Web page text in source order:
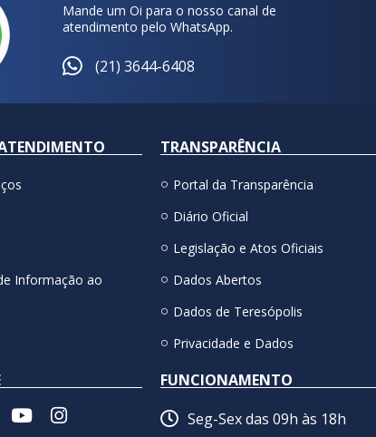
Mande um Oi para o nosso canal de
atendimento pelo WhatsApp.
(21) 3644-6408
Informação ao
TRANSPARÊNCIA
Portal da Transparência
Diário Oficial
Legislação e Atos Oficiais
Dados Abertos
Dados de Teresópolis
Privacidade e Dados
FUNCIONAMENTO
Seg-Sex das 09h às 18h